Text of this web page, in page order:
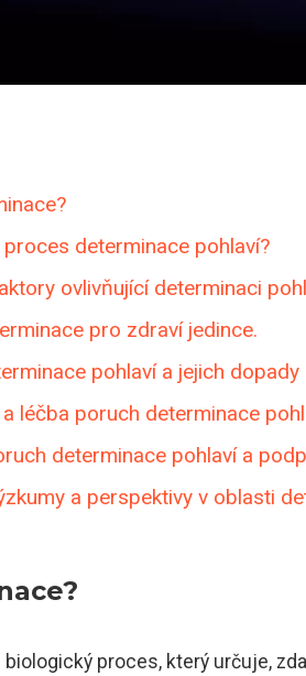
determinace pohlaví?
ovlivňující determinaci
pro zdraví jedince.
pohlaví a jejich dopady
léčba poruch determinace
determinace pohlaví a
a perspektivy v oblasti
proces, který určuje,